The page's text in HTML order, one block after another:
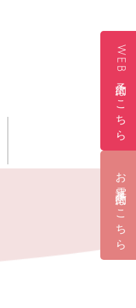
WEB予約はこちら
お電話予約はこちら